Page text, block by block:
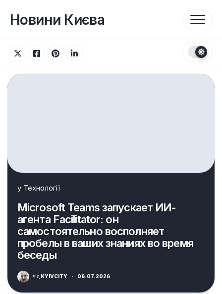
вмістуНовини Києва
у Технології
Microsoft Teams запускает ИИ-
агента Facilitator: он
самостоятельно восполняет
пробелы в ваших знаниях во время
беседы
від KYIVCITY · 06.07.2026